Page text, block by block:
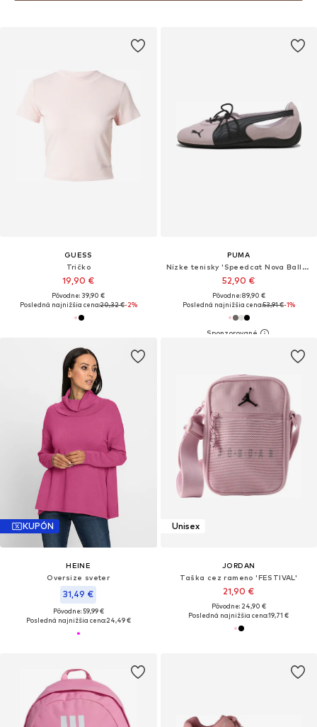
GUESS
Tričko
19,90 €
Pôvodne: 39,90 €
Posledná najnižšia cena:20,32 €-2%
PUMA
Nízke tenisky 'Speedcat Nova Ballet'
52,90 €
Pôvodne: 89,90 €
Posledná najnižšia cena:53,91 €-1%
KUPÓN
HEINE
Oversize sveter
31,49 €
Pôvodne: 59,99 €
Posledná najnižšia cena:24,49 €
Unisex
JORDAN
Taška cez rameno 'FESTIVAL'
21,90 €
Pôvodne: 24,90 €
Posledná najnižšia cena:19,71 €